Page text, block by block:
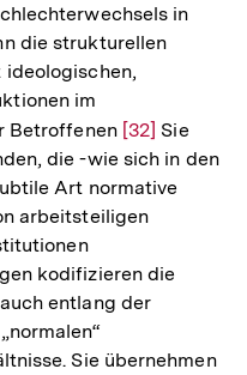
in
die strukturellen
ideologischen,
im
Betroffenen Zur
Auflösung
der
Fußnote
[32] Sie
die -wie sich in den
Art normative
arbeitsteiligen
kodifizieren die
entlang der
Sie übernehmen